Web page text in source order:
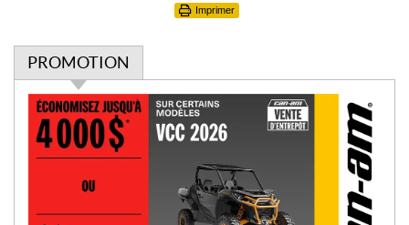
Imprimer
PROMOTION
P
o
m